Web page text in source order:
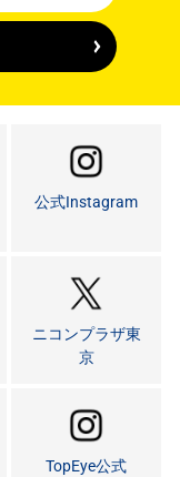
公式Instagram
ニコンプラザ東
京
TopEye公式